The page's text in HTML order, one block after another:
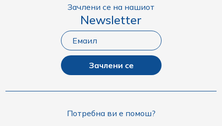
Зачлени се на нашиот
Newsletter
Зачлени се
Потребна ви е помош?